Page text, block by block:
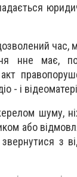
нне має,
- і
шуму,
або
з